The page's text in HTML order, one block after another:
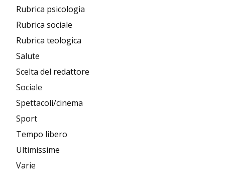
Rubrica psicologia
Rubrica sociale
Rubrica teologica
Salute
Scelta del redattore
Sociale
Spettacoli/cinema
Sport
Tempo libero
Ultimissime
Varie